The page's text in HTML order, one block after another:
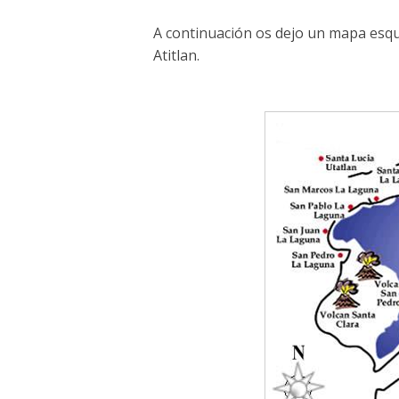
A continuación os dejo un mapa
Atitlan.